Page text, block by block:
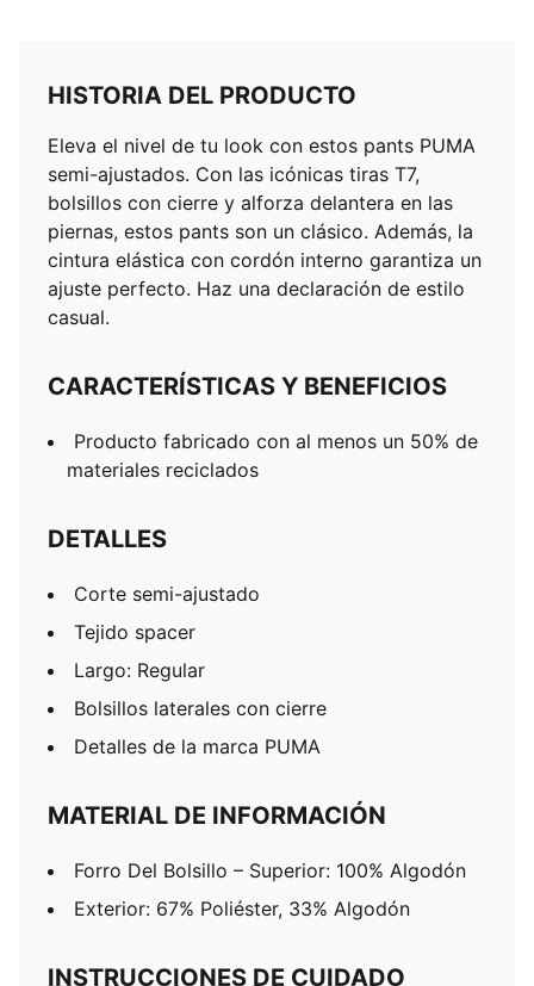
HISTORIA DEL PRODUCTO
Eleva el nivel de tu look con estos pants PUMA
semi-ajustados. Con las icónicas tiras T7,
bolsillos con cierre y alforza delantera en las
piernas, estos pants son un clásico. Además, la
cintura elástica con cordón interno garantiza un
ajuste perfecto. Haz una declaración de estilo
casual.
CARACTERÍSTICAS Y BENEFICIOS
Producto fabricado con al menos un 50% de
materiales reciclados
DETALLES
Corte semi-ajustado
Tejido spacer
Largo: Regular
Bolsillos laterales con cierre
Detalles de la marca PUMA
MATERIAL DE INFORMACIÓN
Forro Del Bolsillo – Superior: 100% Algodón
Exterior: 67% Poliéster, 33% Algodón
INSTRUCCIONES DE CUIDADO